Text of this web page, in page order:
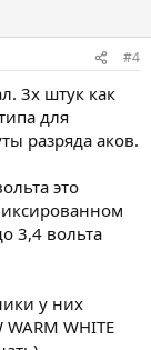
#4
3х штук как
для
разряда аков.
это
3,4 вольта
у них
WHITE